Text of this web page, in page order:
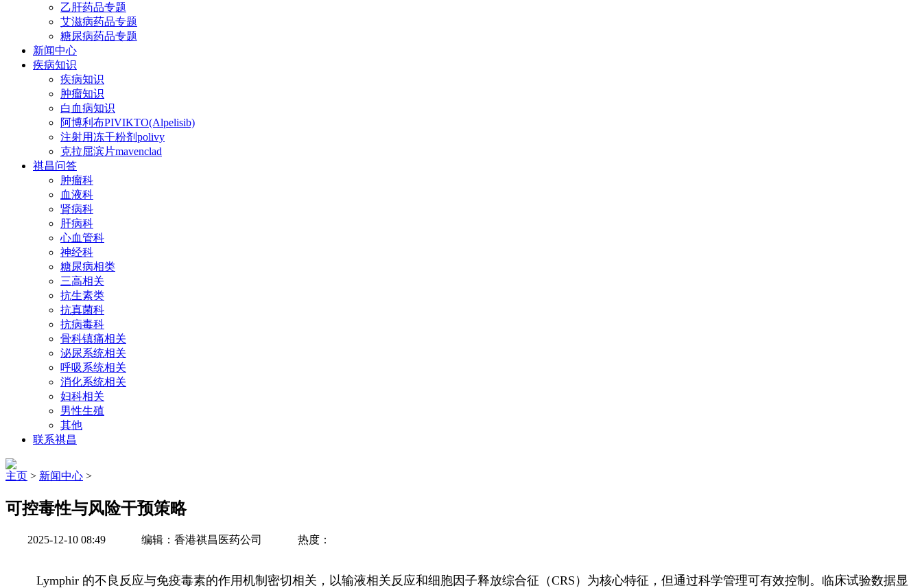
乙肝药品专题
艾滋病药品专题
糖尿病药品专题
新闻中心
疾病知识
疾病知识
肿瘤知识
白血病知识
阿博利布PIVIKTO(Alpelisib)
注射用冻干粉剂polivy
克拉屈滨片mavenclad
祺昌问答
肿瘤科
血液科
肾病科
肝病科
心血管科
神经科
糖尿病相类
三高相关
抗生素类
抗真菌科
抗病毒科
骨科镇痛相关
泌尿系统相关
呼吸系统相关
消化系统相关
妇科相关
男性生殖
其他
联系祺昌
主页 > 新闻中心 >
可控毒性与风险干预策略
2025-12-10 08:49 编辑：香港祺昌医药公司 热度：
Lymphir 的不良反应与免疫毒素的作用机制密切相关，以输液相关反应和细胞因子释放综合征（CRS）为核心特征，但通过科学管理可有效控制。临床试验数据显